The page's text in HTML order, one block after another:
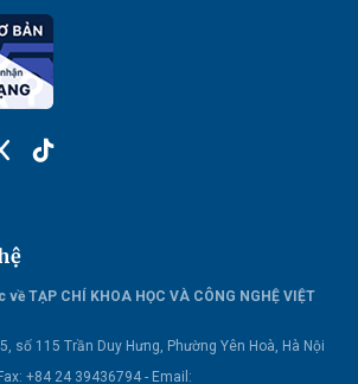
về TẠP CHÍ KHOA HỌC VÀ CÔNG NGHỆ VIỆT
số 115 Trần Duy Hưng, Phường Yên Hoà, Hà Nội
+84 24 39436794 - Email: